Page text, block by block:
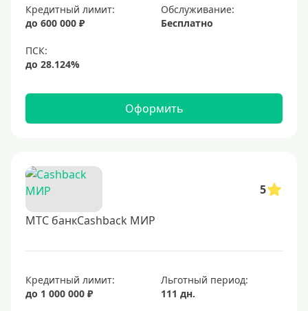
Золотые
Черные
Виртуальные
С бонусами
С кэшбэком на АЗС
С милями
Цель
Для игр
Для покупок
Для путешествий
Кредитный лимит:
до 600 000 ₽
Обслуживание:
Бесплатно
Оформить
5
МТС банкCashback МИР
Кредитный лимит:
до 1 000 000 ₽
Льготный период:
111 дн.